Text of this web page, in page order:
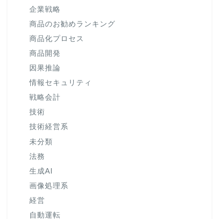
企業戦略
商品のお勧めランキング
商品化プロセス
商品開発
因果推論
情報セキュリティ
戦略会計
技術
技術経営系
未分類
法務
生成AI
画像処理系
経営
自動運転